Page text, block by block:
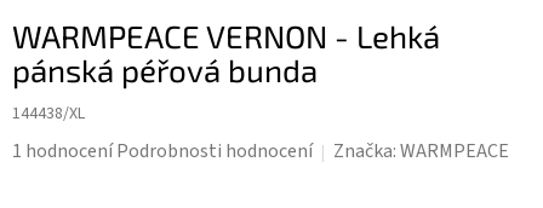
WARMPEACE VERNON - Lehká
pánská péřová bunda
144438/XL
Průměrné
1 hodnoceníPodrobnosti hodnocení Značka:WARMPEACE